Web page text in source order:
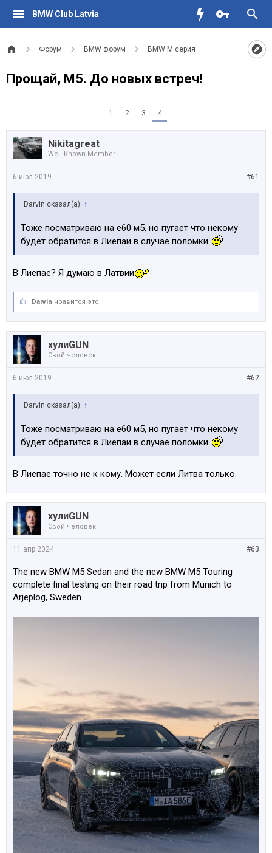
BMW Club Latvia
Форум BMW форум BMW M серия
Прощай, М5. До новых встреч!
1 2 3 4
Nikitagreat
Well-Known Member
#61
6 июл 2019
Darvin сказал(а): ↑
Тоже посматриваю на е60 м5, но пугает что некому
будет обратится в Лиепаи в случае поломки
В Лиепае? Я думаю в Латвии
Darvin нравится это.
хулиGUN
Свой человек
#62
6 июл 2019
Darvin сказал(а): ↑
Тоже посматриваю на е60 м5, но пугает что некому
будет обратится в Лиепаи в случае поломки
В Лиепае точно не к кому. Может если Литва только.
хулиGUN
Свой человек
#63
11 апр 2024
The new BMW M5 Sedan and the new BMW M5 Touring
complete final testing on their road trip from Munich to
Arjeplog, Sweden.